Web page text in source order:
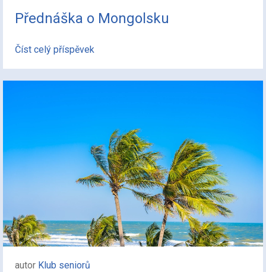
Přednáška o Mongolsku
Číst celý příspěvek
autor Klub seniorů